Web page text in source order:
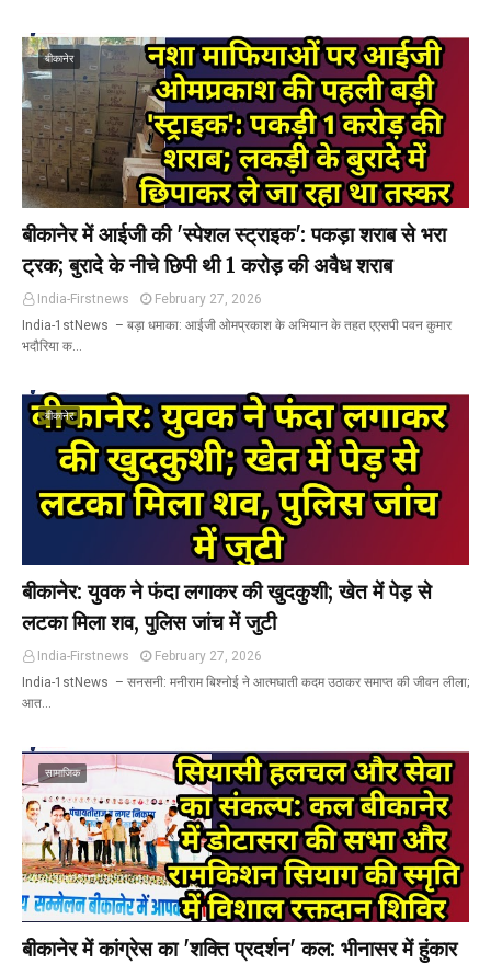
बीकानेर
बीकानेर में आईजी की 'स्पेशल स्ट्राइक': पकड़ा शराब से भरा
ट्रक; बुरादे के नीचे छिपी थी 1 करोड़ की अवैध शराब
India-Firstnews
February 27, 2026
India-1stNews ​ – बड़ा धमाका: आईजी ओमप्रकाश के अभियान के तहत एएसपी पवन कुमार
भदौरिया क…
बीकानेर
बीकानेर: युवक ने फंदा लगाकर की खुदकुशी; खेत में पेड़ से
लटका मिला शव, पुलिस जांच में जुटी
India-Firstnews
February 27, 2026
India-1stNews ​ – सनसनी: मनीराम बिश्नोई ने आत्मघाती कदम उठाकर समाप्त की जीवन लीला;
आत…
सामाजिक
बीकानेर में कांग्रेस का 'शक्ति प्रदर्शन' कल: भीनासर में हुंकार